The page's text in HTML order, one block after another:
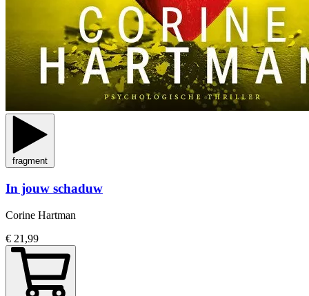
fragment
In jouw schaduw
Corine Hartman
€ 21,99